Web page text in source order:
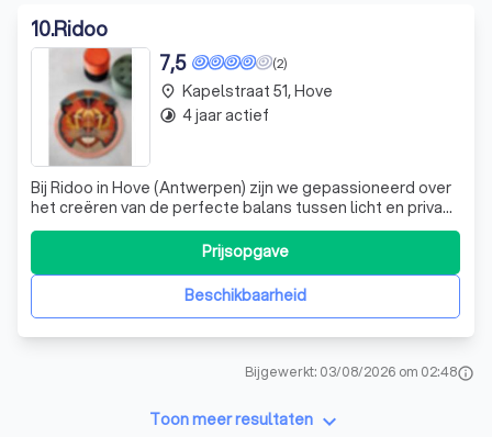
10.Ridoo
(2)
7,5
Bij Ridoo in Hove (Antwerpen) zijn we gepassioneerd over
het creëren van de perfecte balans tussen licht en privacy
in uw ruimte. We zijn gespecialiseerd in het leveren van
exclusieve raambekleding en binnenzonwering op maat,
waarbij we u helpen kiezen uit een eindeloos aanbod aan
systemen, kleuren,
Beschikbaarheid
Prijsopgave
place Kapelstraat 51, Hove
timelapse 4 jaar actief
Bijgewerkt: 03/08/2026 om 02:48info
Toon meer resultaten keyboard_arrow_down